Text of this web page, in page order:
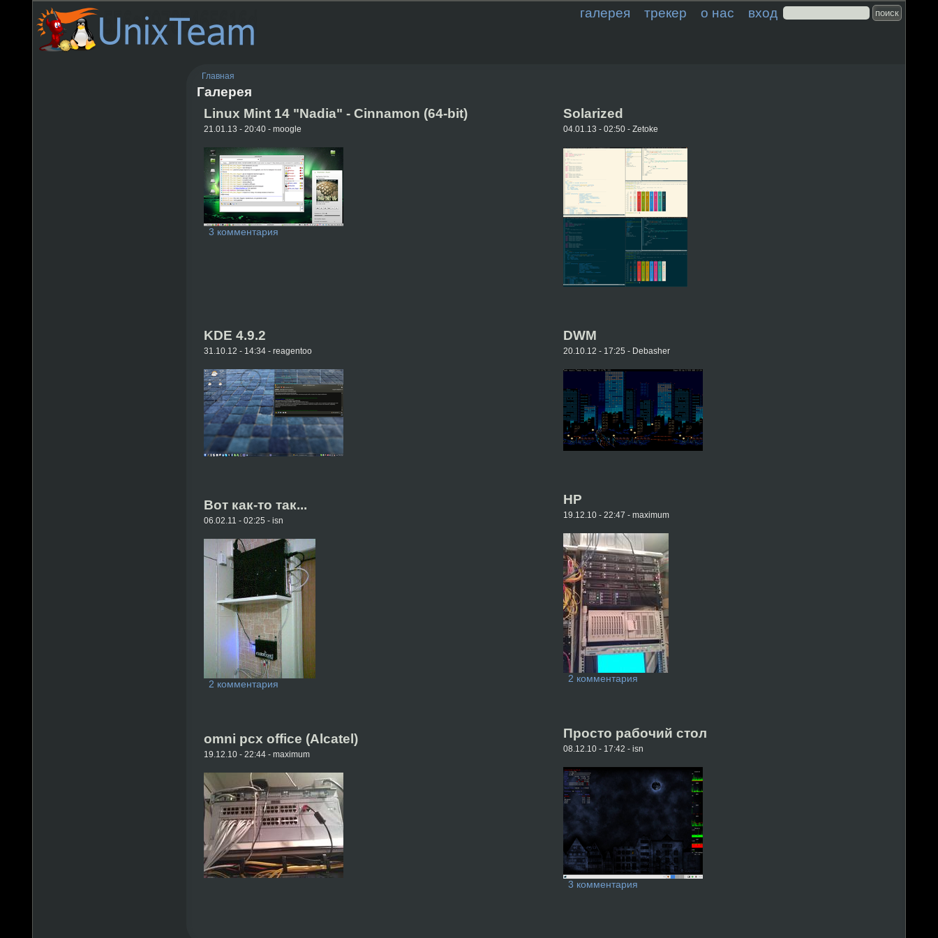
галерея трекер о нас вход
Главная
Галерея
Linux Mint 14 "Nadia" - Cinnamon (64-bit)
21.01.13 - 20:40 - moogle
3 комментария
Solarized
04.01.13 - 02:50 - Zetoke
KDE 4.9.2
31.10.12 - 14:34 - reagentoo
DWM
20.10.12 - 17:25 - Debasher
Вот как-то так...
06.02.11 - 02:25 - isn
2 комментария
HP
19.12.10 - 22:47 - maximum
2 комментария
omni pcx office (Alcatel)
19.12.10 - 22:44 - maximum
Просто рабочий стол
08.12.10 - 17:42 - isn
3 комментария